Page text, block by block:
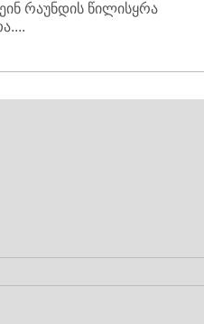
რაუნდის წილისყრა